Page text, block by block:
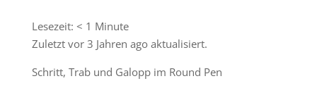
Lesezeit: < 1 Minute
Zuletzt vor 3 Jahren ago aktualisiert.
Schritt, Trab und Galopp im Round Pen